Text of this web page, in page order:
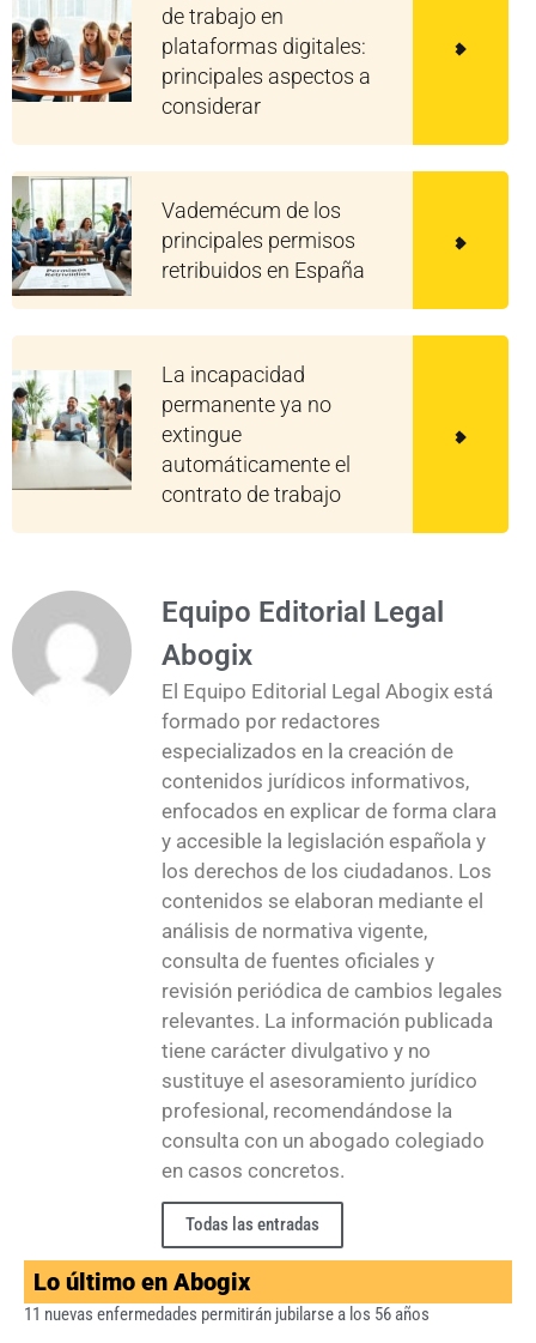
de trabajo en
plataformas digitales:
principales aspectos a
considerar
Vademécum de los
principales permisos
retribuidos en España
La incapacidad
permanente ya no
extingue
automáticamente el
contrato de trabajo
Equipo Editorial Legal
Abogix
El Equipo Editorial Legal Abogix está
formado por redactores
especializados en la creación de
contenidos jurídicos informativos,
enfocados en explicar de forma clara
y accesible la legislación española y
los derechos de los ciudadanos. Los
contenidos se elaboran mediante el
análisis de normativa vigente,
consulta de fuentes oficiales y
revisión periódica de cambios legales
relevantes. La información publicada
tiene carácter divulgativo y no
sustituye el asesoramiento jurídico
profesional, recomendándose la
consulta con un abogado colegiado
en casos concretos.
Todas las entradas
Lo último en Abogix
11 nuevas enfermedades permitirán jubilarse a los 56 años